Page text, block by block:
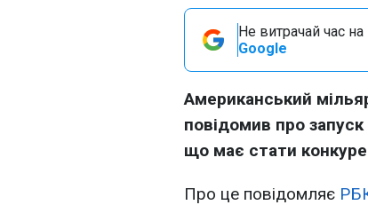
Не витрачай час
Google
Американський
повідомив про
що має стати
Про це повідомляє